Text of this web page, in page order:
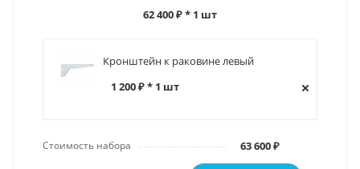
62 400 ₽* 1 шт
Кронштейн к раковине левый
1 200 ₽ * 1 шт
Стоимость набора 63 600 ₽